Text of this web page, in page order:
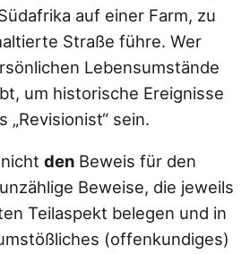
auf einer Farm, zu
Straße führe. Wer
Lebensumstände
um historische Ereignisse
„Revisionist“ sein.
nichtden Beweis für den
Beweise, die jeweils
Teilaspekt belegen und in
(offenkundiges)